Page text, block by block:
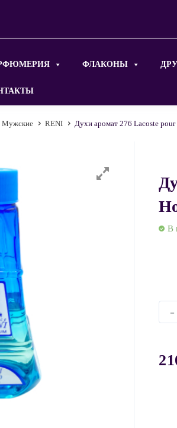
ФЛАКОНЫ
Мужские RENI Духи аромат 276 Lacoste pour
В
-